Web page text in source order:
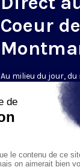
Coeur de
Au milieu du jour, du
diffuse l’office de
Sacré-Coeur de
basilique
. Comme
est la prière
du jour, selon le
de la journée - ce
notre journée